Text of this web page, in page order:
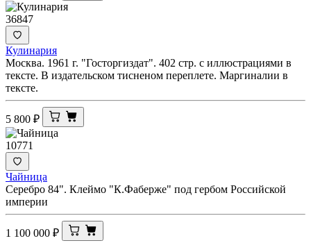
36847
Кулинария
Москва. 1961 г. "Госторгиздат". 402 стр. с иллюстрациями в
тексте. В издательском тисненом переплете. Маргиналии в
тексте.
5 800 ₽
10771
Чайница
Серебро 84". Клеймо "К.Фаберже" под гербом Российской
империи
1 100 000 ₽